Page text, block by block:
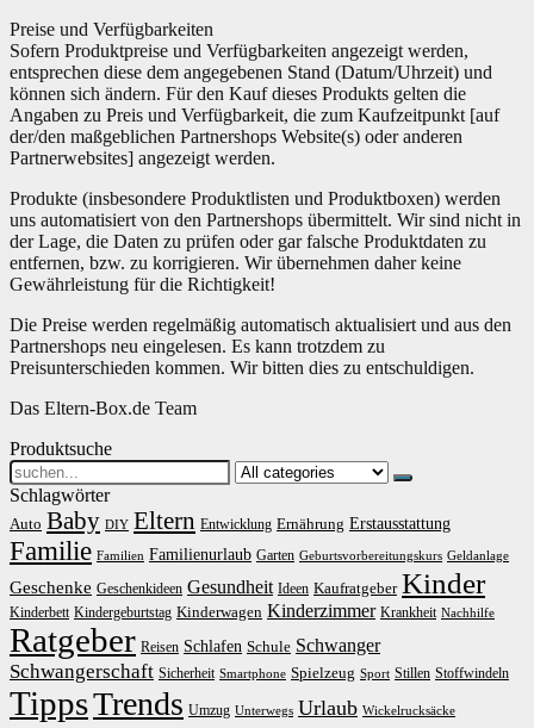
Preise und Verfügbarkeiten
Sofern Produktpreise und Verfügbarkeiten angezeigt werden,
entsprechen diese dem angegebenen Stand (Datum/Uhrzeit) und
können sich ändern. Für den Kauf dieses Produkts gelten die
Angaben zu Preis und Verfügbarkeit, die zum Kaufzeitpunkt [auf
der/den maßgeblichen Partnershops Website(s) oder anderen
Partnerwebsites] angezeigt werden.
Produkte (insbesondere Produktlisten und Produktboxen) werden
uns automatisiert von den Partnershops übermittelt. Wir sind nicht in
der Lage, die Daten zu prüfen oder gar falsche Produktdaten zu
entfernen, bzw. zu korrigieren. Wir übernehmen daher keine
Gewährleistung für die Richtigkeit!
Die Preise werden regelmäßig automatisch aktualisiert und aus den
Partnershops neu eingelesen. Es kann trotzdem zu
Preisunterschieden kommen. Wir bitten dies zu entschuldigen.
Das Eltern-Box.de Team
Produktsuche
Search
for:
Schlagwörter
Auto Baby DIY Eltern Entwicklung Ernährung Erstausstattung
Familie Familien Familienurlaub Garten Geburtsvorbereitungskurs Geldanlage
Geschenke Geschenkideen Gesundheit Ideen Kaufratgeber Kinder
Kinderbett Kindergeburtstag Kinderwagen Kinderzimmer Krankheit Nachhilfe
Ratgeber Reisen Schlafen Schule Schwanger
Schwangerschaft Sicherheit Smartphone Spielzeug Sport Stillen Stoffwindeln
TippsTrends Umzug Unterwegs Urlaub Wickelrucksäcke